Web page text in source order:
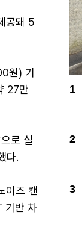
공돼 5
원) 기
27만
로 실
다.
이즈 캔
기반 차
1
2
3